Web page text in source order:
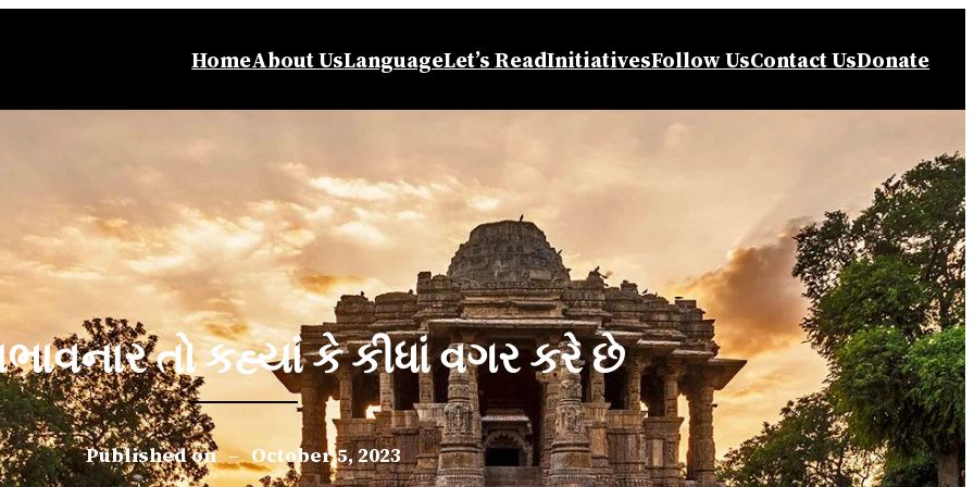
HomeAbout UsLanguageLet’s ReadInitiativesFollow UsContact UsDonate
તો કહ્યાં કે કીધાં વગર કરે છે
Published on – October 5, 2023